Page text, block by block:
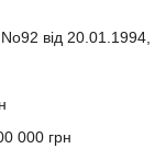
від 20.01.1994,
000 грн